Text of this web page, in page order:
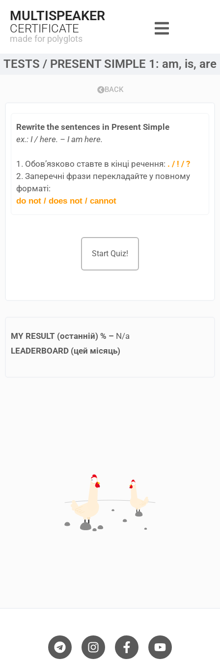
MULTISPEAKER
CERTIFICATE
made for polyglots
TESTS / PRESENT SIMPLE 1: am, is, are
BACK
Rewrite the sentences in Present Simple
ex.: I / here. – I am here.
1. Обов’язково ставте в кінці речення: . / ! / ?
2. Заперечні фрази перекладайте у повному
форматі:
do not / does not / cannot
Start Quiz!
MY RESULT (останній) % – N/a
LEADERBOARD (цей місяць)